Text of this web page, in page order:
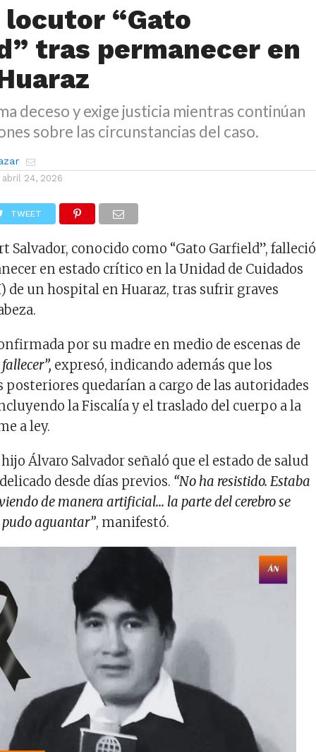
locutor “Gato
tras permanecer en
deceso y exige justicia mientras continúan
sobre las circunstancias del caso.
abril 24, 2026
TWEET
Salvador, conocido como “Gato Garfield”, falleció
en estado crítico en la Unidad de Cuidados
de un hospital en Huaraz, tras sufrir graves
por su madre en medio de escenas de
expresó, indicando además que los
quedarían a cargo de las autoridades
la Fiscalía y el traslado del cuerpo a la
a ley.
Álvaro Salvador señaló que el estado de salud
desde días previos. “No ha resistido. Estaba
de manera artificial… la parte del cerebro se
aguantar”, manifestó.